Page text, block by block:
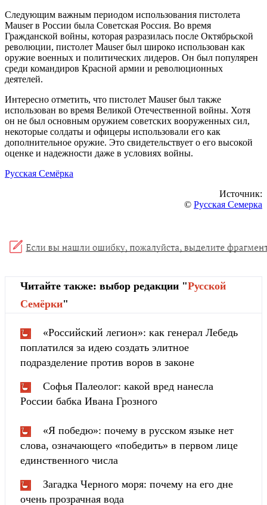
Следующим важным периодом использования пистолета
Mauser в России была Советская Россия. Во время
Гражданской войны, которая разразилась после Октябрьской
революции, пистолет Mauser был широко использован как
оружие военных и политических лидеров. Он был популярен
среди командиров Красной армии и революционных
деятелей.
Интересно отметить, что пистолет Mauser был также
использован во время Великой Отечественной войны. Хотя
он не был основным оружием советских вооруженных сил,
некоторые солдаты и офицеры использовали его как
дополнительное оружие. Это свидетельствует о его высокой
оценке и надежности даже в условиях войны.
Русская Семёрка
Источник:
© Русская Семерка
Читайте также: выбор редакции "Русской
Cемёрки"
«Российский легион»: как генерал Лебедь
поплатился за идею создать элитное
подразделение против воров в законе
Софья Палеолог: какой вред нанесла
России бабка Ивана Грозного
«Я победю»: почему в русском языке нет
слова, означающего «победить» в первом лице
единственного числа
Загадка Черного моря: почему на его дне
очень прозрачная вода